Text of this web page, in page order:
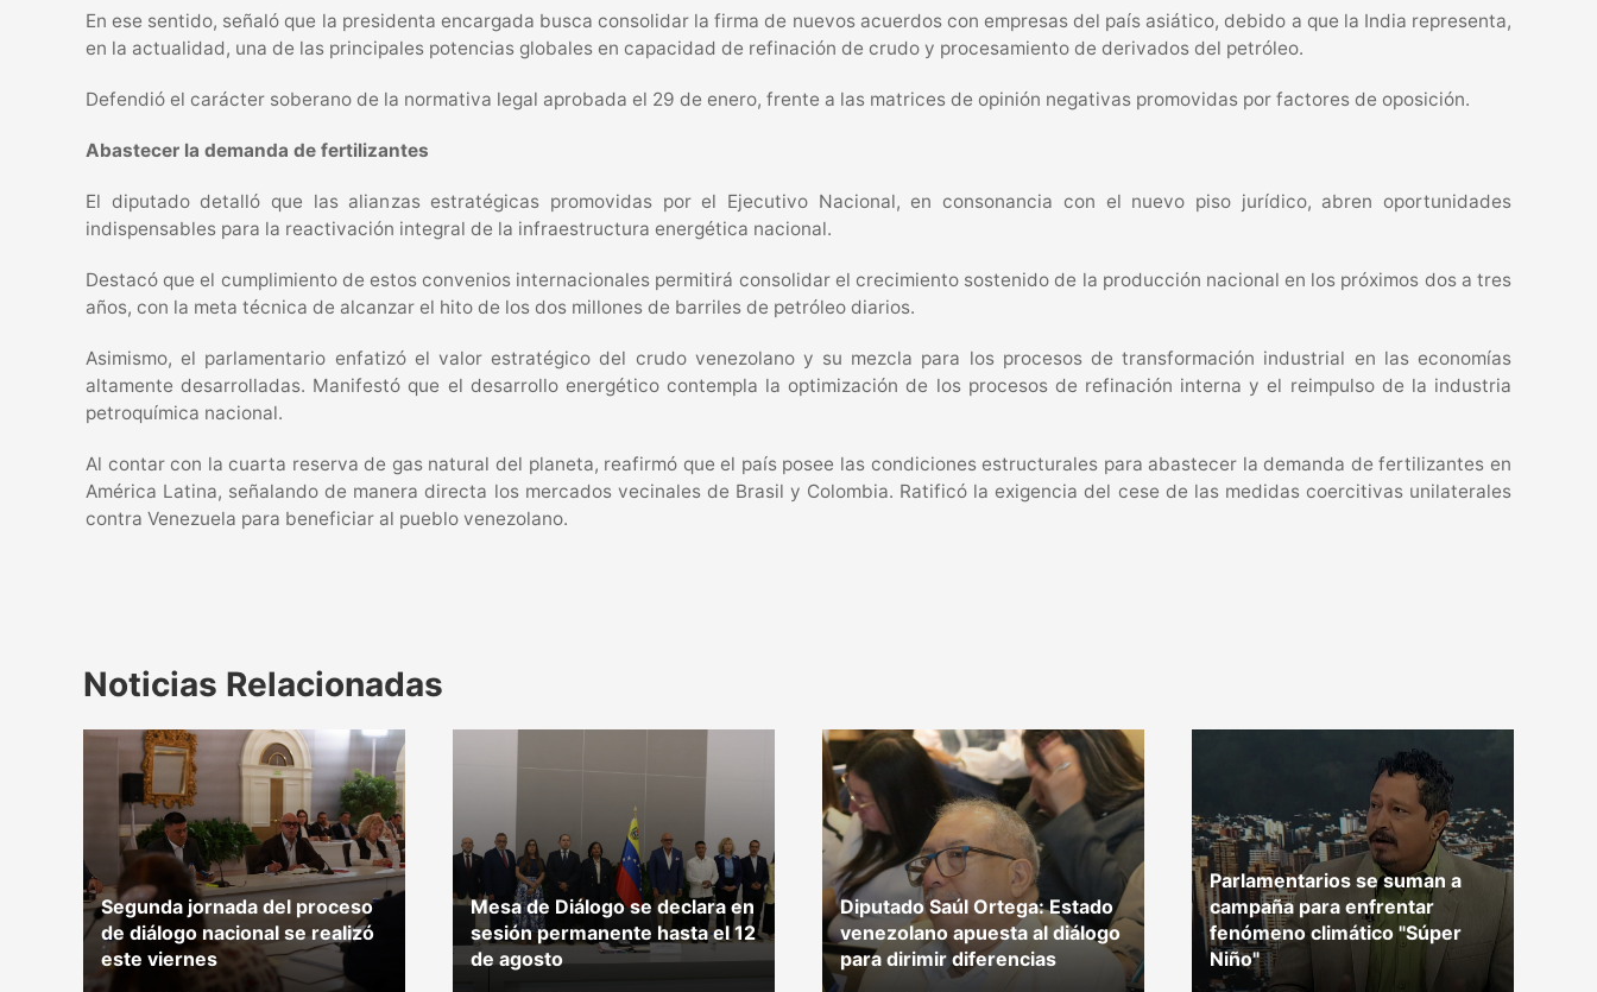
En ese sentido, señaló que la presidenta encargada busca consolidar la firma de nuevos acuerdos con empresas del país asiático, debido a que la India representa,
en la actualidad, una de las principales potencias globales en capacidad de refinación de crudo y procesamiento de derivados del petróleo.
Defendió el carácter soberano de la normativa legal aprobada el 29 de enero, frente a las matrices de opinión negativas promovidas por factores de oposición.
Abastecer la demanda de fertilizantes
El diputado detalló que las alianzas estratégicas promovidas por el Ejecutivo Nacional, en consonancia con el nuevo piso jurídico, abren oportunidades
indispensables para la reactivación integral de la infraestructura energética nacional.
Destacó que el cumplimiento de estos convenios internacionales permitirá consolidar el crecimiento sostenido de la producción nacional en los próximos dos a tres
años, con la meta técnica de alcanzar el hito de los dos millones de barriles de petróleo diarios.
Asimismo, el parlamentario enfatizó el valor estratégico del crudo venezolano y su mezcla para los procesos de transformación industrial en las economías
altamente desarrolladas. Manifestó que el desarrollo energético contempla la optimización de los procesos de refinación interna y el reimpulso de la industria
petroquímica nacional.
Al contar con la cuarta reserva de gas natural del planeta, reafirmó que el país posee las condiciones estructurales para abastecer la demanda de fertilizantes en
América Latina, señalando de manera directa los mercados vecinales de Brasil y Colombia. Ratificó la exigencia del cese de las medidas coercitivas unilaterales
contra Venezuela para beneficiar al pueblo venezolano.
Noticias Relacionadas
Segunda jornada del proceso
de diálogo nacional se realizó
este viernes
Mesa de Diálogo se declara en
sesión permanente hasta el 12
de agosto
Diputado Saúl Ortega: Estado
venezolano apuesta al diálogo
para dirimir diferencias
Parlamentarios se suman a
campaña para enfrentar
fenómeno climático "Súper
Niño"